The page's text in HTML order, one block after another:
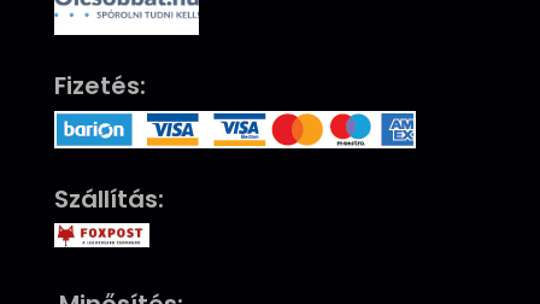
Fizetés:
Szállítás: